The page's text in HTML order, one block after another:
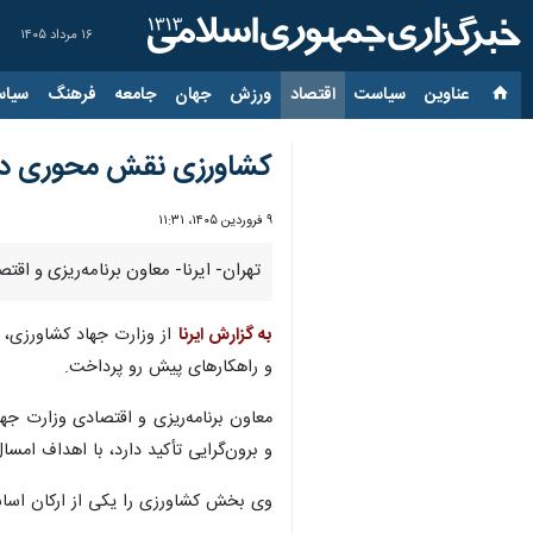
۱۶ مرداد ۱۴۰۵
عناوین‌ سیاست اقتصاد ورزش جهان جامعه فرهنگ
کشاورزی نقش محوری
۹ فروردین ۱۴۰۵، ۱۱:۳۱